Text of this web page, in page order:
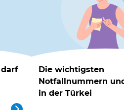
Die wichtigsten
Notfallnummern
in der Türkei